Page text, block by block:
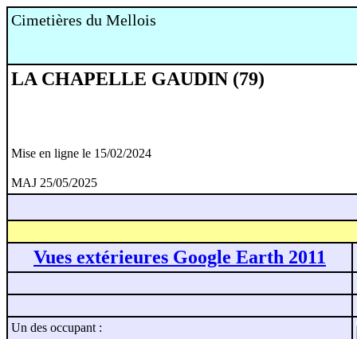
Cimetières du Mellois
LA CHAPELLE GAUDIN (79)
Mise en ligne le 15/02/2024
MAJ 25/05/2025
Vues extérieures Google Earth 2011
Un des occupant :